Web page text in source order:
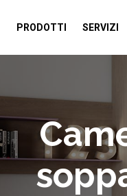
PRODOTTI SERVIZI